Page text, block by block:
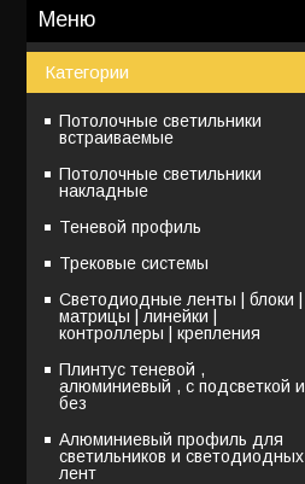
Категории
Потолочные светильники
встраиваемые
Потолочные светильники
накладные
Теневой профиль
Трековые системы
Светодиодные ленты | блоки |
матрицы | линейки |
контроллеры | крепления
Плинтус теневой ,
алюминиевый , с подсветкой и
без
Алюминиевый профиль для
светильников и светодиодных
лент